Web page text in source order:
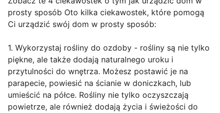
prosty sposób Oto kilka ciekawostek, które pomogą
Ci urządzić swój dom w prosty sposób:
1. Wykorzystaj rośliny do ozdoby - rośliny są nie tylko
piękne, ale także dodają naturalnego uroku i
przytulności do wnętrza. Możesz postawić je na
parapecie, powiesić na ścianie w doniczkach, lub
umieścić na półce. Rośliny nie tylko oczyszczają
powietrze, ale również dodają życia i świeżości do